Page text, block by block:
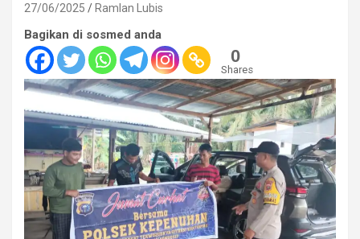
27/06/2025 Ramlan Lubis
Bagikan di sosmed anda
0
Shares